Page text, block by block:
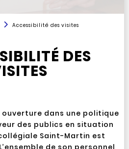
Accessibilité des visites
DES
ouverture dans une politique
des publics en situation
Saint-Martin est
de son personnel